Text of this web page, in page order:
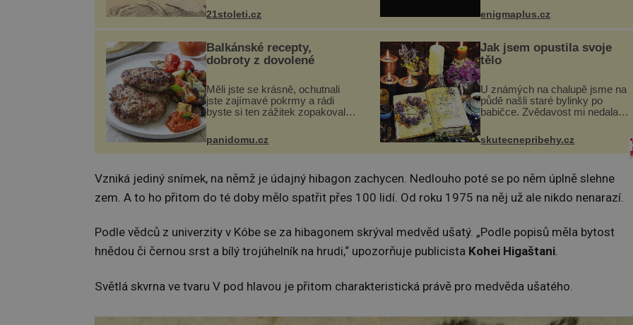
ukládá v blízkosti kloubů,
nejčastěji přitom postihuje palce
21stoleti.cz
květnu 2014 nečekaně odtrhl od
nedaleké skály při její demolici.
enigmaplus.cz
Balkánské recepty,
dobroty z dovolené
Měli jste se krásně, ochutnali
jste zajímavé pokrmy a rádi
byste si ten zážitek zopakovali?
(10 porcí) Možná jste ji ochutnali
na dovolené v bývalé Jugoslávii,
lze ji vi...
panidomu.cz
Jak jsem opustila svoje
tělo
U známých na chalupě jsme na
půdě našli staré bylinky po
babičce. Zvědavost mi nedala a
lektvar… Zimní pobyt na
chalupě se pro mě vlastní vinou
změnil v děsivý zážitek, na kt...
skutecnepribehy.cz
Vzniká jediný snímek, na němž je údajný hibagon zachycen. Nedlouho poté se po něm úplně slehne
zem. A to ho přitom do té doby mělo spatřit přes 100 lidí. Od roku 1975 na něj už ale nikdo nenarazí.
Podle vědců z univerzity v Kóbe se za hibagonem skrýval medvěd ušatý. „Podle popisů měla bytost
hnědou či černou srst a bílý trojúhelník na hrudi,“ upozorňuje publicista Kohei Higaštani.
Světlá skvrna ve tvaru V pod hlavou je přitom charakteristická právě pro medvěda ušatého.